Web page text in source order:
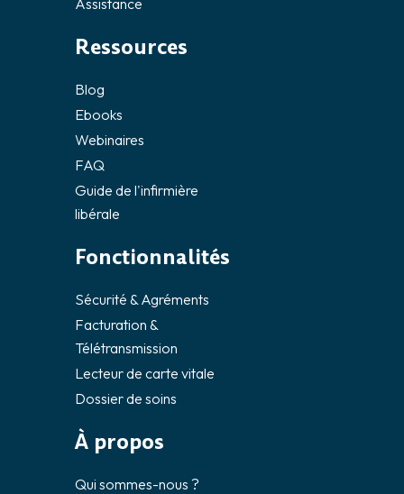
À propos
Qui sommes-nous ?
Fonctionnalités
Sécurité & Agréments
Facturation &
Télétransmission
Lecteur de carte vitale
Dossier de soins
Ressources
Blog
Ebooks
Webinaires
FAQ
Guide de l'infirmière
libérale